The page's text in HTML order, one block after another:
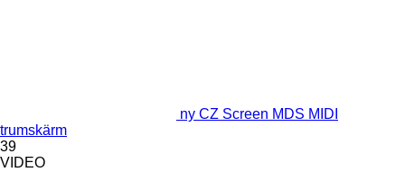
ny CZ Screen MDS MIDI
trumskärm
39
VIDEO